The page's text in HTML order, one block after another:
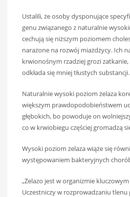
Ustalili, że osoby dysponujące
genu związanego z naturalnie
cechują się niższym poziomem
narażone na rozwój miażdżycy. Ich
krwionośnym rzadziej grozi
odkłada się mniej tłustych substancji.
Naturalnie wysoki poziom żelaza
większym prawdopodobieństwem
głębokich, bo powoduje on
co w krwiobiegu częściej gromadzą
Wysoki poziom żelaza wiąże się
występowaniem bakteryjnych
„Żelazo jest w organizmie
Uczestniczy w rozprowadzaniu tlenu